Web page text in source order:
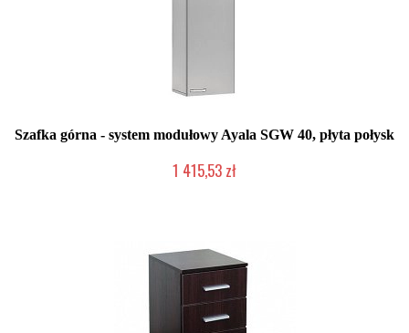
Szafka górna - system modułowy Ayala SGW 40, płyta połysk
1 415,53 zł